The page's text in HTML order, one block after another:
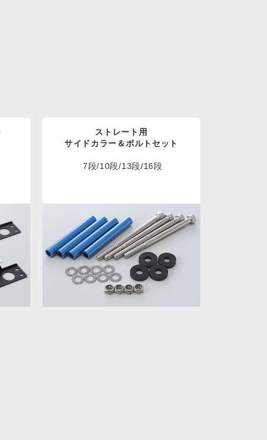
ストレート用
サイドカラー＆ボルトセット
7段/10段/13段/16段